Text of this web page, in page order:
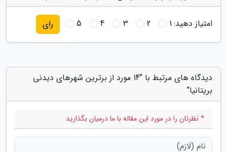
امتیاز دهید:1
2
3
4
5 رای
دیدگاه های مرتبط با "14 مورد از برترین شهرهای دیدنی
بریتانیا"
* نظرتان را در مورد این مقاله با ما درمیان بگذارید